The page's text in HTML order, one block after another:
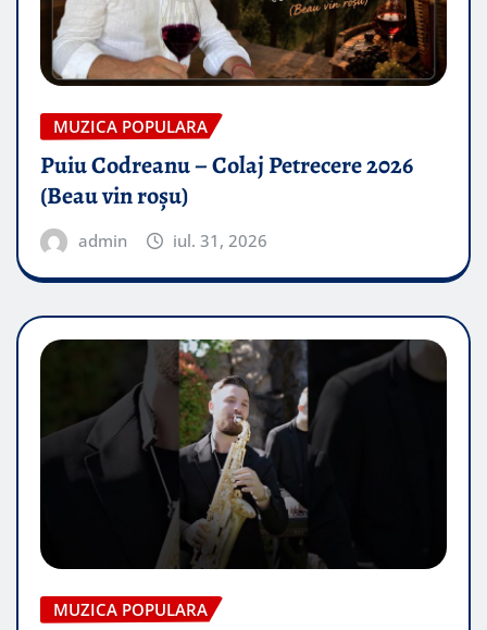
MUZICA POPULARA
Puiu Codreanu – Colaj Petrecere 2026
(Beau vin roșu)
admin iul. 31, 2026
MUZICA POPULARA